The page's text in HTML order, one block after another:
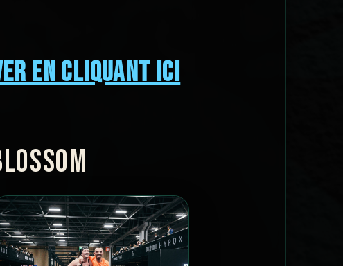
EN CLIQUANT ICI